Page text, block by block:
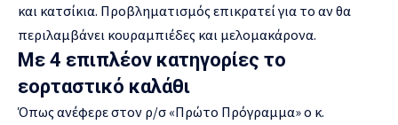
και κατσίκια. Προβληματισμός επικρατεί για το αν θα
περιλαμβάνει κουραμπιέδες και μελομακάρονα.
Με 4 επιπλέον κατηγορίες το
εορταστικό καλάθι
Όπως ανέφερε στον ρ/σ «Πρώτο Πρόγραμμα» ο κ.